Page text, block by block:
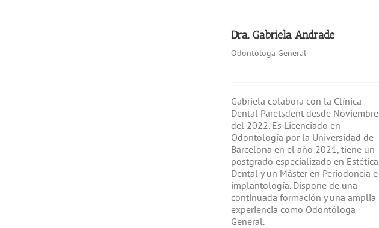
Dra. Gabriela Andrade
Odontóloga General
Gabriela colabora con la Clínica
Dental Paretsdent desde Noviembre
del 2022. Es Licenciado en
Odontología por la Universidad de
Barcelona en el año 2021, tiene un
postgrado especializado en Estética
Dental y un Máster en Periodoncia e
implantología. Dispone de una
continuada formación y una amplia
experiencia como Odontóloga
General.